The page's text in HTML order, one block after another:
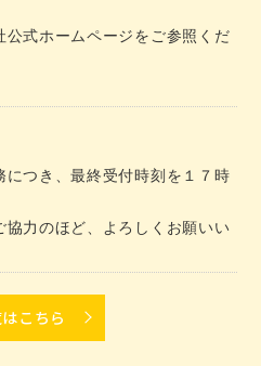
式ホームページをご参照くだ
につき、最終受付時刻を１７時
力のほど、よろしくお願いい
こちら